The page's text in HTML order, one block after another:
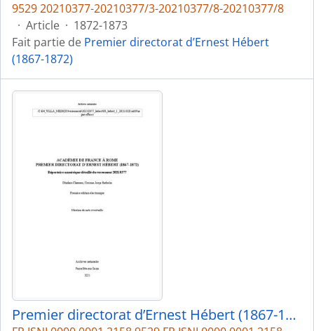
9529 20210377-20210377/3-20210377/8-20210377/8
· Article · 1872-1873
Fait partie de Premier directorat d’Ernest Hébert
(1867-1872)
Premier directorat d’Ernest Hébert (1867-1872)